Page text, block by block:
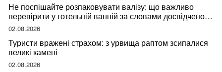
Не поспішайте розпаковувати валізу: що важливо
перевірити у готельній ванній за словами досвідченої
мандрівниці
02.08.2026
Туристи вражені страхом: з урвища раптом зсипалися
великі камені
02.08.2026